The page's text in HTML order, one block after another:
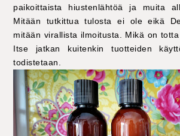
paikoittaista hiustenlähtöä ja muita
Mitään tutkittua tulosta ei ole eikä
mitään virallista ilmoitusta. Mikä on
Itse jatkan kuitenkin tuotteiden
todistetaan.